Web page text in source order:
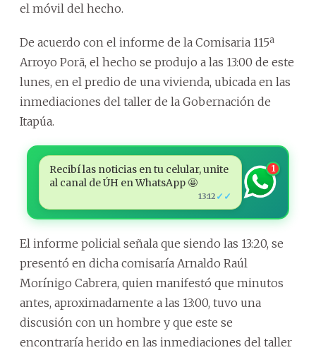
el móvil del hecho.
De acuerdo con el informe de la Comisaria 115ª
Arroyo Porã, el hecho se produjo a las 13:00 de este
lunes, en el predio de una vivienda, ubicada en las
inmediaciones del taller de la Gobernación de
Itapúa.
Recibí las noticias en tu celular, unite
al canal de ÚH en WhatsApp 🤩
13:12 ✓✓
1
El informe policial señala que siendo las 13:20, se
presentó en dicha comisaría Arnaldo Raúl
Morínigo Cabrera, quien manifestó que minutos
antes, aproximadamente a las 13:00, tuvo una
discusión con un hombre y que este se
encontraría herido en las inmediaciones del taller